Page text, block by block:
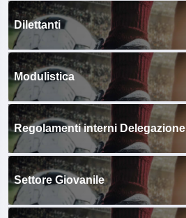
Dilettanti
Modulistica
Regolamenti interni Delegazione
Settore Giovanile